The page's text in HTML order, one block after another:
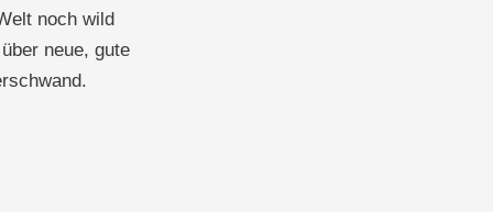
noch wild
neue, gute